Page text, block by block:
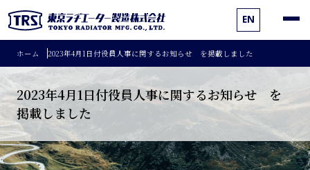
EN
ホーム 2023年4月1日付役員人事に関するお知らせ を掲載しました
2023年4月1日付役員人事に関するお知らせ を
掲載しました